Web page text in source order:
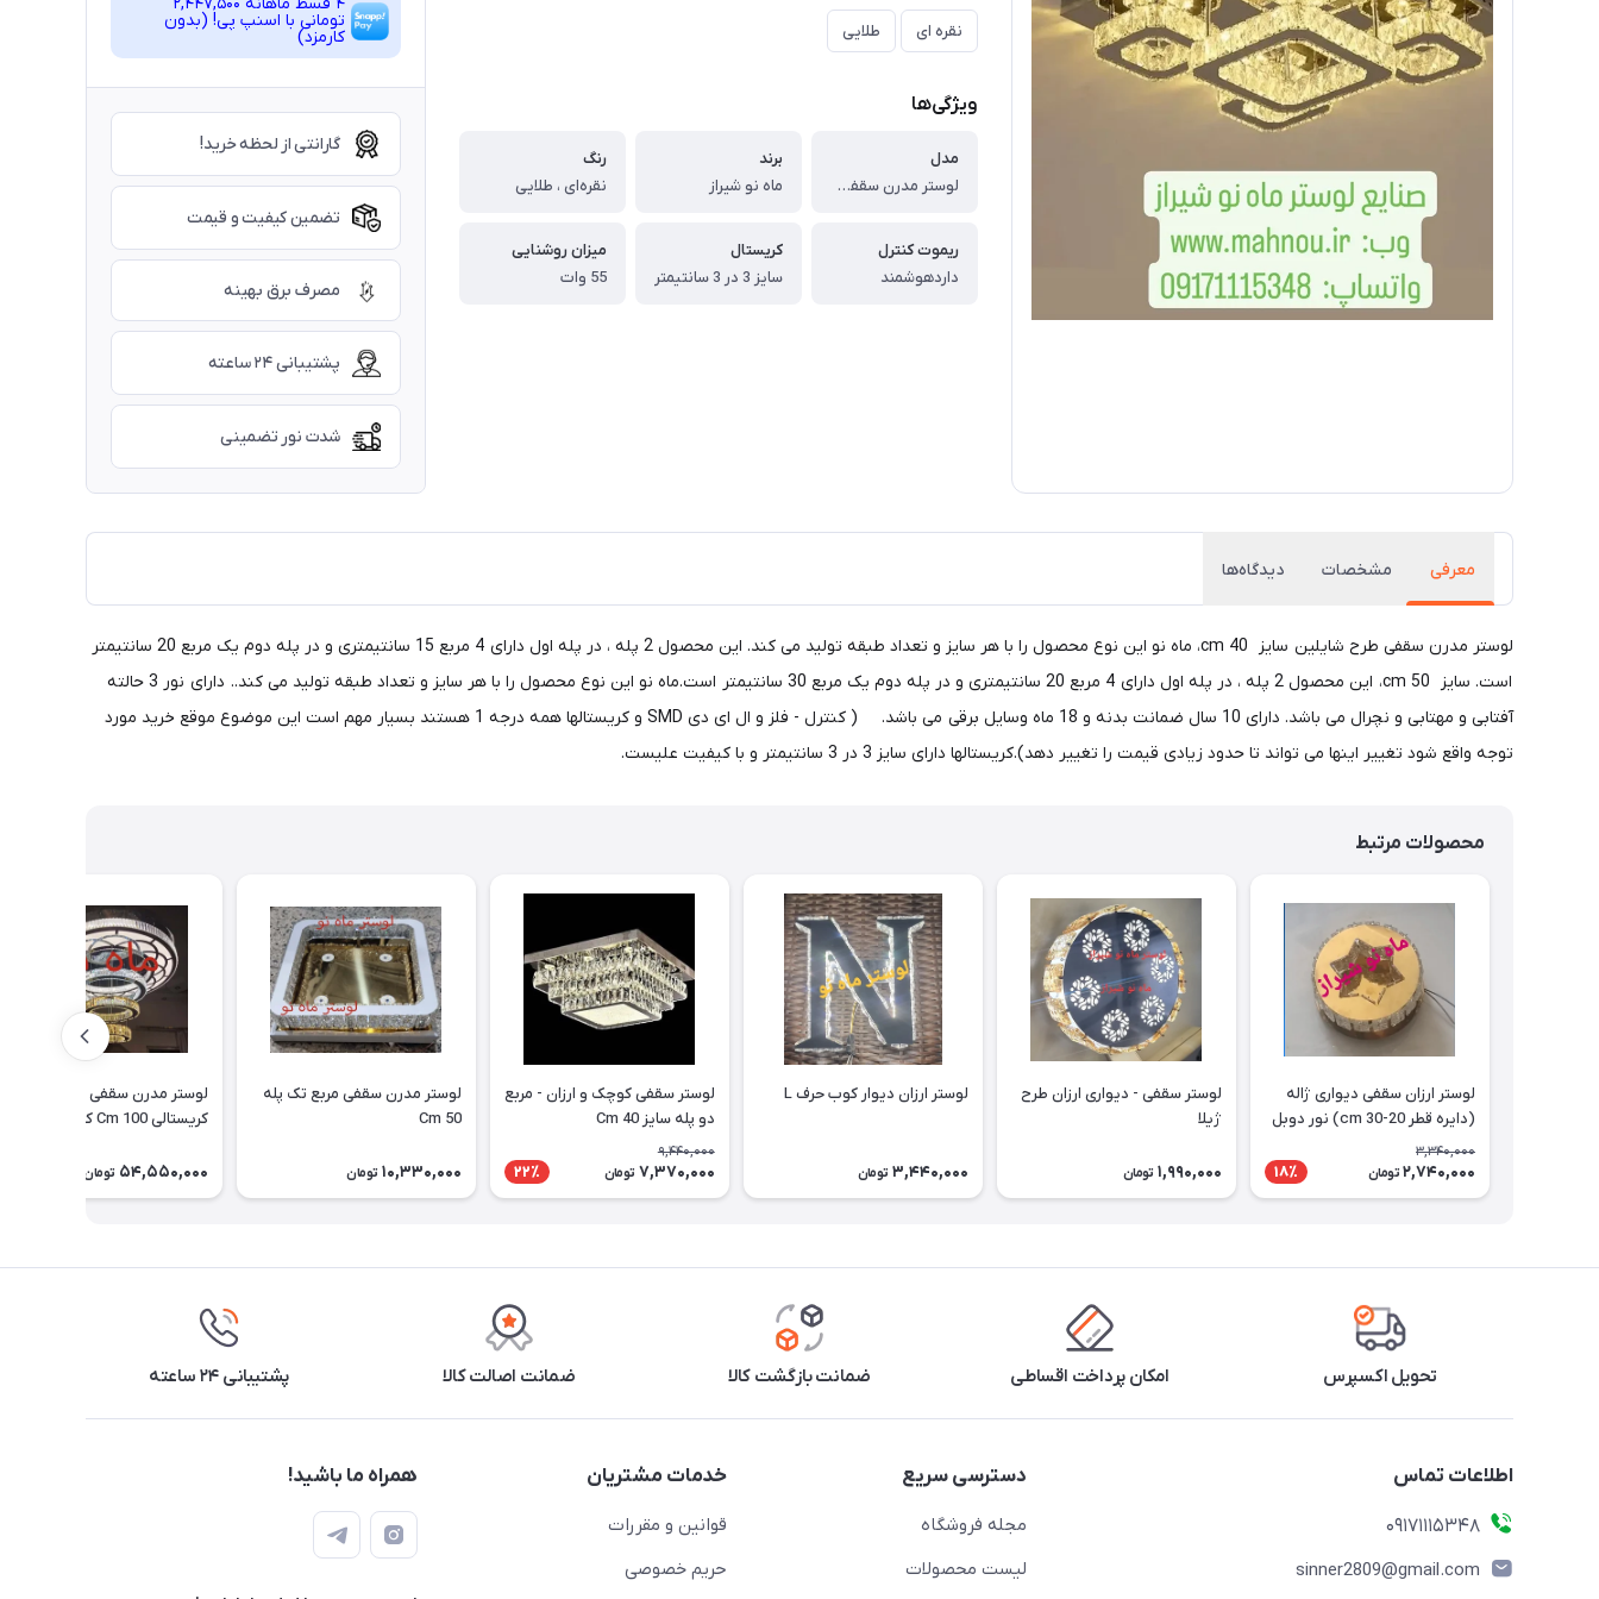
نقره ای طلایی
ویژگی‌ها
مدل
لوستر مدرن سقفی طرح شایلین
برند
ماه نو شیراز
رنگ
نقره‌ای ، طلایی
ریموت کنترل
داردهوشمند
کریستال
سایز 3 در 3 سانتیمتر
میزان روشنایی
55 وات
تومانی با اسنپ ‌پی! (بدون
کارمزد)
گارانتی از لحظه خرید!
تضمین کیفیت و قیمت
مصرف برق بهینه
پشتیبانی ۲۴ ساعته
شدت نور تضمینی
معرفی مشخصات دیدگاه‌ها
لوستر مدرن سقفی طرح شایلین سایز 40 cm، ماه نو این نوع محصول را با هر سایز و تعداد طبقه تولید می کند. این محصول 2 پله ، در پله اول دارای 4 مربع 15 سانتیمتری و در پله دوم یک مربع 20 سانتیمتر
است. سایز 50 cm، این محصول 2 پله ، در پله اول دارای 4 مربع 20 سانتیمتری و در پله دوم یک مربع 30 سانتیمتر است.ماه نو این نوع محصول را با هر سایز و تعداد طبقه تولید می کند.. دارای نور 3 حالته
آفتابی و مهتابی و نچرال می باشد. دارای 10 سال ضمانت بدنه و 18 ماه وسایل برقی می باشد. ( کنترل - فلز و ال ای دی SMD و کریستالها همه درجه 1 هستند بسیار مهم است این موضوع موقع خرید مورد
توجه واقع شود تغییر اینها می تواند تا حدود زیادی قیمت را تغییر دهد).کریستالها دارای سایز 3 در 3 سانتیمتر و با کیفیت علیست.
محصولات مرتبط
لوستر ارزان سقفی دیواری ژاله
(دایره قطر 20-30 cm) نور دوبل
3,340,000
2,740,000 تومان 18٪
لوستر سقفی - دیواری ارزان طرح
ژیلا
1,990,000 تومان
لوستر ارزان دیوار کوب حرف L
3,440,000 تومان
لوستر سقفی کوچک و ارزان - مربع
دو پله سایز Cm 40
9,440,000
7,370,000 تومان 22٪
لوستر مدرن سقفی مربع تک پله
50 Cm
10,330,000 تومان
لوستر مدرن سقفی - آویزی
کریستالی 100 Cm کد 3_441
54,550,000 تومان
تحویل اکسپرس امکان پرداخت اقساطی ضمانت بازگشت کالا ضمانت اصالت کالا پشتیبانی ۲۴ ساعته
اطلاعات تماس
09171115348
sinner2809@gmail.com
دسترسی سریع
مجله فروشگاه
لیست محصولات
خدمات مشتریان
قوانین و مقررات
حریم خصوصی
همراه ما باشید!